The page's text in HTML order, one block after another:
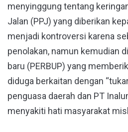
menyinggung tentang
Jalan (PPJ) yang diberikan
menjadi kontroversi karena
penolakan, namun kemudian
baru (PERBUP) yang
diduga berkaitan dengan
penguasa daerah dan PT
menyakiti hati masyarakat